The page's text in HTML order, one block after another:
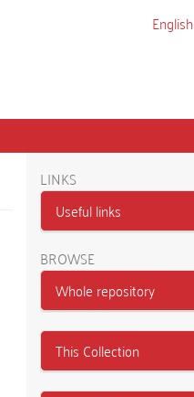
English
LINKS
Useful links
BROWSE
Whole repository
This Collection